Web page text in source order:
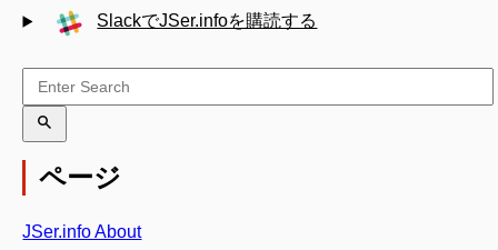
SlackでJSer.infoを購読する
ページ
JSer.info About